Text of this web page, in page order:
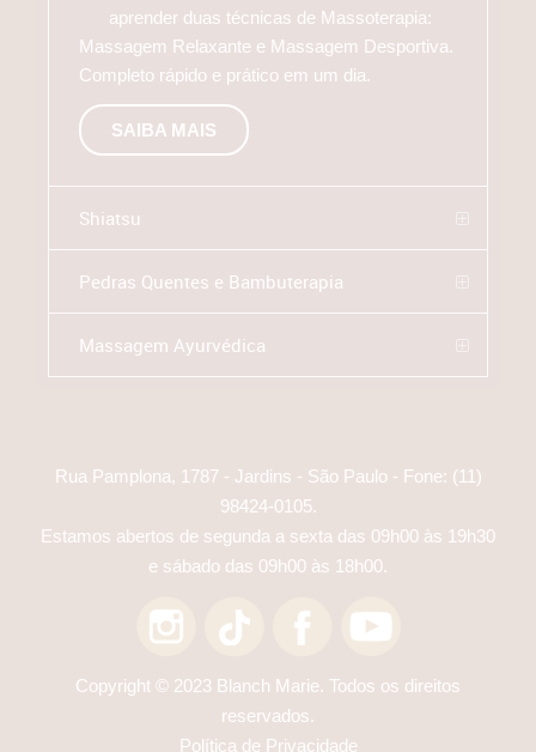
aprender duas técnicas de Massoterapia:
Massagem Relaxante e Massagem Desportiva.
Completo rápido e prático em um dia.
SAIBA MAIS
Shiatsu
Pedras Quentes e Bambuterapia
Massagem Ayurvédica
Rua Pamplona, 1787 - Jardins - São Paulo - Fone: (11)
98424-0105.
Estamos abertos de segunda a sexta das 09h00 às 19h30
e sábado das 09h00 às 18h00.
Copyright © 2023 Blanch Marie. Todos os direitos
reservados.
Política de Privacidade